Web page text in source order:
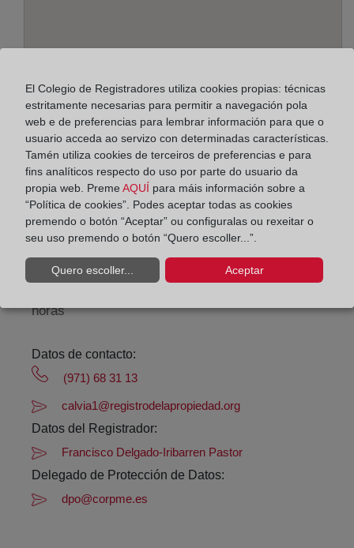
Enderezo:
Córdoba, 5 - 3º (Palmanova), 7181
Horario:
Agosto: De lunes a viernes de 09:00 a 14:00 horas
horas
Datos de contacto:
(971) 68 31 13
calvia1@registrodelapropiedad.org
Datos del Registrador:
Francisco Delgado-Iribarren Pastor
Delegado de Protección de Datos:
dpo@corpme.es
El Colegio de Registradores utiliza cookies propias: técnicas
estritamente necesarias para permitir a navegación pola
web e de preferencias para lembrar información para que o
usuario acceda ao servizo con determinadas características.
Tamén utiliza cookies de terceiros de preferencias e para
fins analíticos respecto do uso por parte do usuario da
propia web. Preme AQUÍ para máis información sobre a
“Política de cookies”. Podes aceptar todas as cookies
premendo o botón “Aceptar” ou configuralas ou rexeitar o
seu uso premendo o botón “Quero escoller...”.
Quero escoller... Aceptar